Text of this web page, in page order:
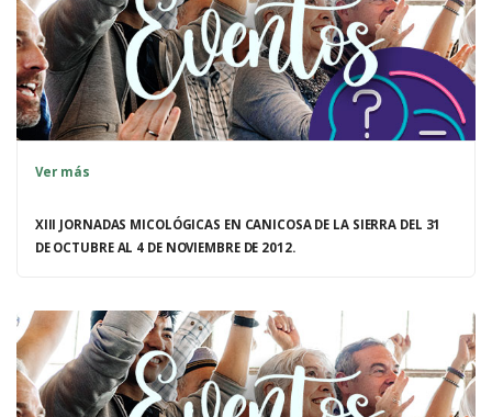
Ver más
XIII JORNADAS MICOLÓGICAS EN CANICOSA DE LA SIERRA DEL 31
DE OCTUBRE AL 4 DE NOVIEMBRE DE 2012.